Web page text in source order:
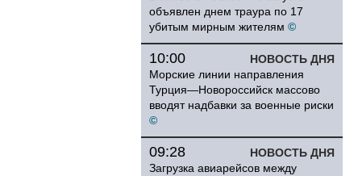
объявлен днем траура по 17
убитым мирным жителям ©
НОВОСТЬ ДНЯ
10:00
Морские линии направления
Турция—Новороссийск массово
вводят надбавки за военные риски
©
НОВОСТЬ ДНЯ
09:28
Загрузка авиарейсов между